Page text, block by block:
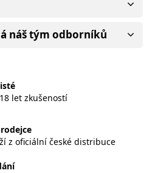
náš tým odborníků
let zkušeností
z oficiální české distribuce